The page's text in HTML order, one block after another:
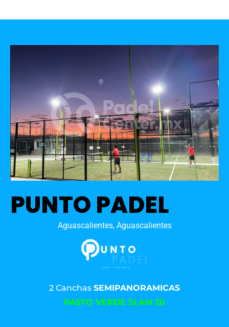
PUNTO PADEL
Aguascalientes, Aguascalientes
2 Canchas SEMIPANORAMICAS
PASTO VERDE SLAM 20